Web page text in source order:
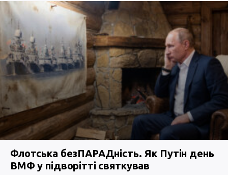
Флотська безПАРАДність. Як Путін день
ВМФ у підворітті святкував